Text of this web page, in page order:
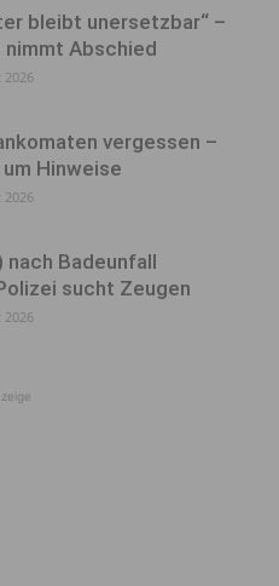
bleibt unersetzbar“ –
nimmt Abschied
2026
vergessen –
Hinweise
2026
nach Badeunfall
sucht Zeugen
2026